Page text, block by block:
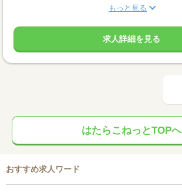
もっと見る
求人詳細を見る
はたらこねっとTOPへ
おすすめ求人ワード